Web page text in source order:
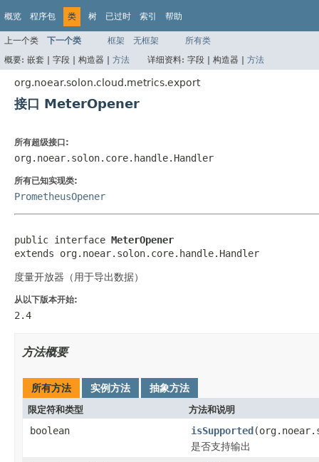
概览 程序包 类 树 已过时 索引 帮助
上一个类 下一个类 框架 无框架
所有类
概要: 嵌套 | 字段 | 构造器 | 方法 详细资料: 字段 | 构造器 | 方法
org.noear.solon.cloud.metrics.export
接口 MeterOpener
所有超级接口:
org.noear.solon.core.handle.Handler
所有已知实现类:
PrometheusOpener
public interface MeterOpener
extends org.noear.solon.core.handle.Handler
度量开放器（用于导出数据）
从以下版本开始:
2.4
方法概要
所有方法 实例方法 抽象方法
限定符和类型 方法和说明
boolean isSupported
是否支持输出